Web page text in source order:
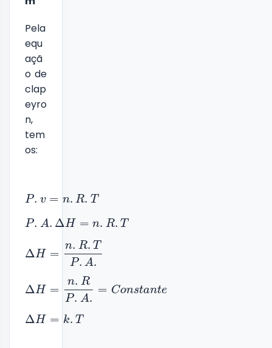
Pela
equ
açã
o de
clap
eyro
n,
tem
os:
P. v = n. R. T
P. A. Δ H = n. R. T
ΔH =
n. R. T
P. A.
ΔH =
n. R
P. A.
= Constante
ΔH = k. T